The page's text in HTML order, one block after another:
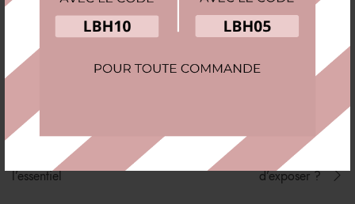
Tags: Voyage
Minimalisme : comment
trier ses bijoux pour
l’essentiel
Présentoir vs Boîte : quelle
est la meilleure façon
d’exposer ?